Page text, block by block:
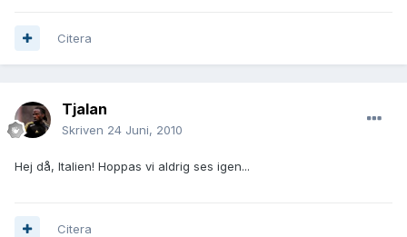
Citera
Tjalan
Skriven 24 Juni, 2010
Hej då, Italien! Hoppas vi aldrig ses igen...
Citera